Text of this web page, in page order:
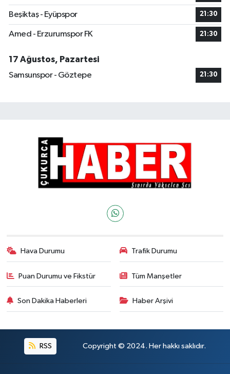
Beşiktaş - Eyüpspor 21:30
Amed - Erzurumspor FK 21:30
17 Ağustos, Pazartesi
Samsunspor - Göztepe
21:30
Hava Durumu Trafik Durumu
Puan Durumu ve Fikstür Tüm Manşetler
Son Dakika Haberleri Haber Arşivi
RSS Copyright © 2024. Her hakkı saklıdır.